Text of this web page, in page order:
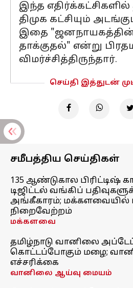
இந்த
திமுக கட்சியும்
இதை
தாக்குதல்" என்று
விமர்ச்சித்திருந்தார்.
செய்தி இத்துடன்
சமீபத்திய செய்திகள்
135 ஆண்டுகால பிரிட்டிஷ்
டிஜிட்டல் வங்கிப்
அங்கீகாரம்; மக்களவையில்
நிறைவேற்றம்
மக்களவை
தமிழ்நாடு வானிலை
கொட்டப்போகும் மழை;
எச்சரிக்கை
வானிலை ஆய்வு மையம்